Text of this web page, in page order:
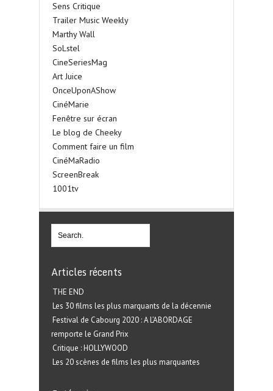
Sens Critique
Trailer Music Weekly
Marthy Wall
SoLstel
CineSeriesMag
Art Juice
OnceUponAShow
CinéMarie
Fenêtre sur écran
Le blog de Cheeky
Comment faire un film
CinéMaRadio
ScreenBreak
1001tv
Articles récents
THE END
Les 30 films les plus marquants de la décennie
Festival de Cabourg 2020 : A L’ABORDAGE
remporte le Grand Prix
Critique : HOLLYWOOD
Les 20 scènes de films les plus marquantes